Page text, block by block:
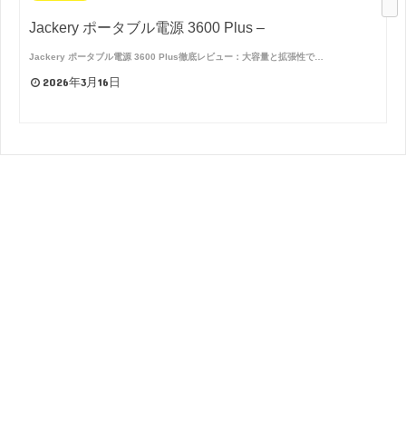
Jackery ポータブル電源 3600 Plus –
Jackery ポータブル電源 3600 Plus徹底レビュー：大容量と拡張性で…
2026年3月16日